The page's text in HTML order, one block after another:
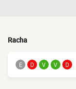
Racha
E D V V D